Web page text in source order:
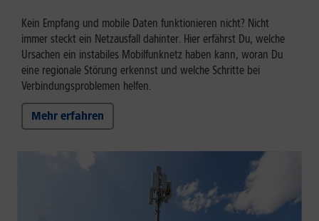
Kein Empfang und mobile Daten funktionieren nicht? Nicht
immer steckt ein Netzausfall dahinter. Hier erfährst Du, welche
Ursachen ein instabiles Mobilfunknetz haben kann, woran Du
eine regionale Störung erkennst und welche Schritte bei
Verbindungsproblemen helfen.
Mehr erfahren